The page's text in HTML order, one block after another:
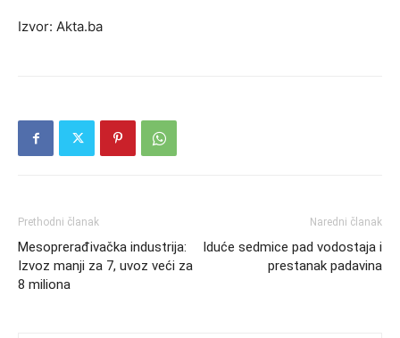
Izvor: Akta.ba
Prethodni članak
Mesoprerađivačka industrija:
Izvoz manji za 7, uvoz veći za
8 miliona
Naredni članak
Iduće sedmice pad vodostaja i
prestanak padavina